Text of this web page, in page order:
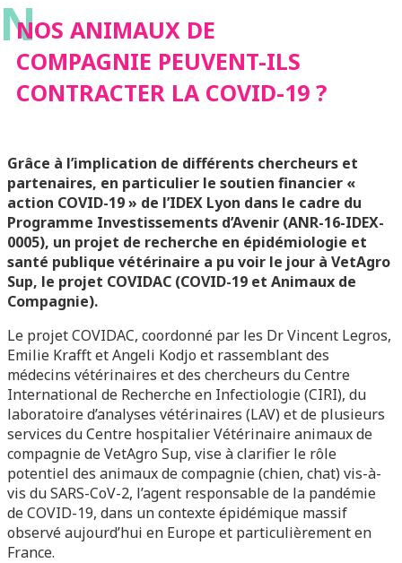
CONTRACTER LA
COVID-19 ?
N
NOS ANIMAUX DE
COMPAGNIE PEUVENT-ILS
CONTRACTER LA COVID-19 ?
Grâce à l’implication de différents chercheurs et
partenaires, en particulier le soutien financier «
action COVID-19 » de l’IDEX Lyon dans le cadre du
Programme Investissements d’Avenir (ANR-16-IDEX-
0005), un projet de recherche en épidémiologie et
santé publique vétérinaire a pu voir le jour à VetAgro
Sup, le projet COVIDAC (COVID-19 et Animaux de
Compagnie).
Le projet COVIDAC, coordonné par les Dr Vincent Legros,
Emilie Krafft et Angeli Kodjo et rassemblant des
médecins vétérinaires et des chercheurs du Centre
International de Recherche en Infectiologie (CIRI), du
laboratoire d’analyses vétérinaires (LAV) et de plusieurs
services du Centre hospitalier Vétérinaire animaux de
compagnie de VetAgro Sup, vise à clarifier le rôle
potentiel des animaux de compagnie (chien, chat) vis-à-
vis du SARS-CoV-2, l’agent responsable de la pandémie
de COVID-19, dans un contexte épidémique massif
observé aujourd’hui en Europe et particulièrement en
France.